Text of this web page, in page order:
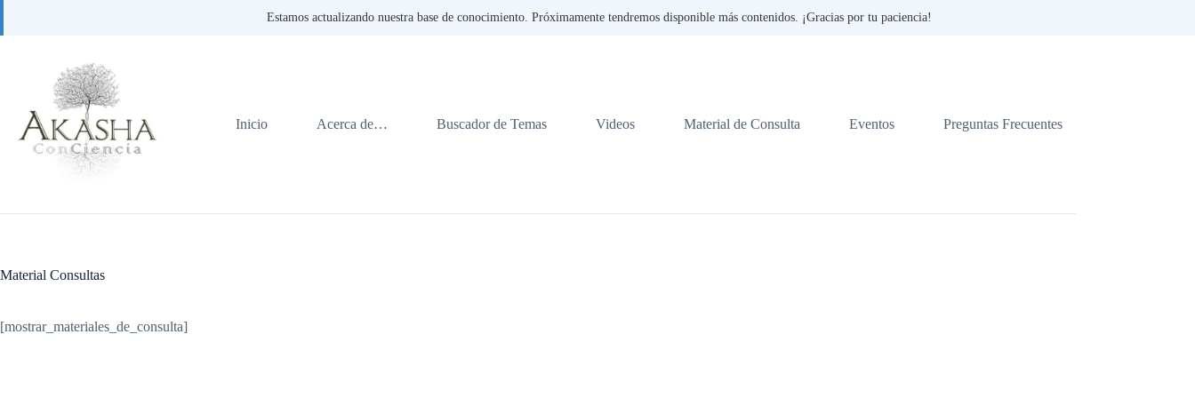
Estamos actualizando nuestra base de conocimiento. Próximamente tendremos disponible más contenidos. ¡Gracias por tu paciencia!
Inicio Acerca de… Buscador de Temas Videos Material de Consulta Eventos Preguntas Frecuentes
Material Consultas
[mostrar_materiales_de_consulta]